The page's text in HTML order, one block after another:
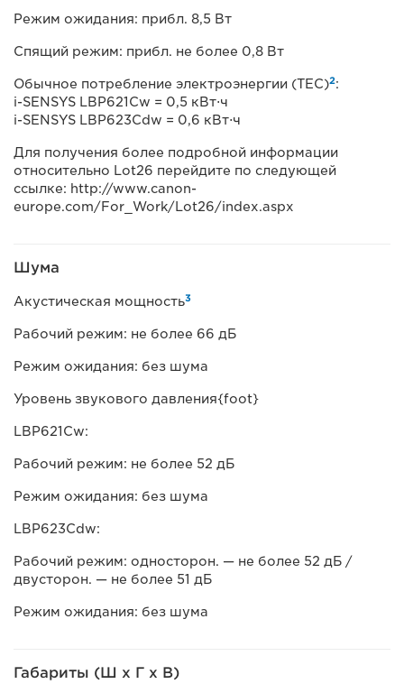
Режим ожидания: прибл. 8,5 Вт
Спящий режим: прибл. не более 0,8 Вт
Обычное потребление электроэнергии (TEC)2:
i-SENSYS LBP621Cw = 0,5 кВт⋅ч
i-SENSYS LBP623Cdw = 0,6 кВт⋅ч
Для получения более подробной информации
относительно Lot26 перейдите по следующей
ссылке: http://www.canon-
europe.com/For_Work/Lot26/index.aspx
Шума
Акустическая мощность3
Рабочий режим: не более 66 дБ
Режим ожидания: без шума
Уровень звукового давления{foot}
LBP621Cw:
Рабочий режим: не более 52 дБ
Режим ожидания: без шума
LBP623Cdw:
Рабочий режим: односторон. — не более 52 дБ /
двусторон. — не более 51 дБ
Режим ожидания: без шума
Габариты (Ш x Г x В)